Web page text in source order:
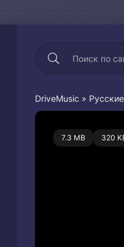
DriveMusic »
7.3 MB 320
0